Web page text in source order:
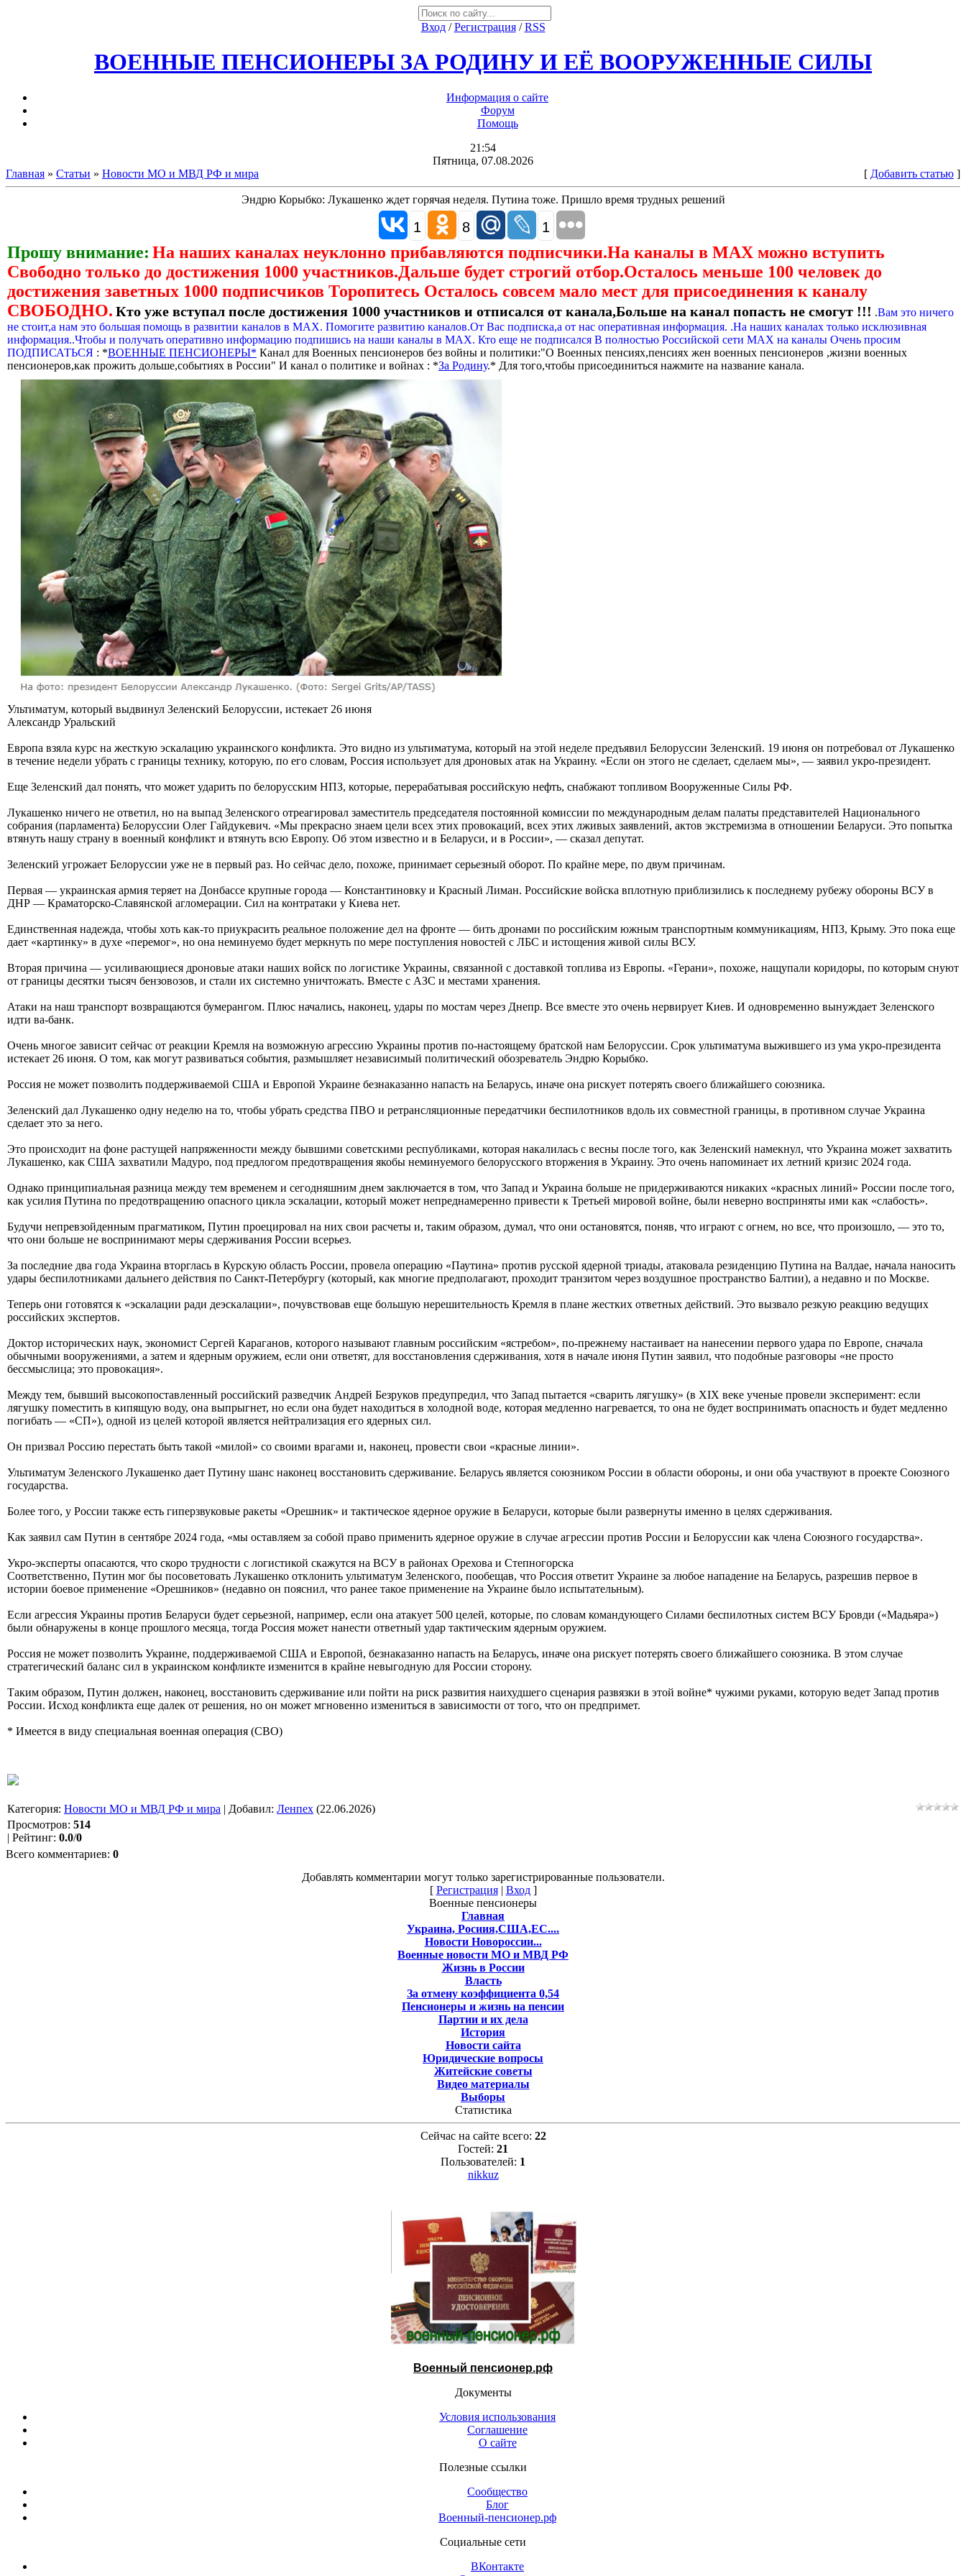
Вход/Регистрация/RSS
ВОЕННЫЕ ПЕНСИОНЕРЫ ЗА РОДИНУ И ЕЁ ВООРУЖЕННЫЕ СИЛЫ
Информация о сайте
Форум
Помощь
21:54
Пятница, 07.08.2026
Главная » Статьи » Новости МО и МВД РФ и мира [ Добавить статью ]
Эндрю Корыбко: Лукашенко ждет горячая неделя. Путина тоже. Пришло время трудных решений
1 8 1
Прошу внимание: На наших каналах неуклонно прибавляются подписчики.На каналы в МАХ можно вступить
Свободно только до достижения 1000 участников.Дальше будет строгий отбор.Осталось меньше 100 человек до
достижения заветных 1000 подписчиков Торопитесь Осталось совсем мало мест для присоединения к каналу
СВОБОДНО. Кто уже вступал после достижения 1000 участников и отписался от канала,Больше на канал попасть не смогут !!! .Вам это ничего
не стоит,а нам это большая помощь в развитии каналов в МАХ. Помогите развитию каналов.От Вас подписка,а от нас оперативная информация. .На наших каналах только исклюзивная
информация..Чтобы и получать оперативно информацию подпишись на наши каналы в МАХ. Кто еще не подписался В полностью Российской сети МАХ на каналы Очень просим
ПОДПИСАТЬСЯ : *ВОЕННЫЕ ПЕНСИОНЕРЫ* Канал для Военных пенсионеров без войны и политики:"О Военных пенсиях,пенсиях жен военных пенсионеров ,жизни военных
пенсионеров,как прожить дольше,событиях в России" И канал о политике и войнах : *За Родину.* Для того,чтобы присоединиться нажмите на название канала.
Ультиматум, который выдвинул Зеленский Белоруссии, истекает 26 июня
Александр Уральский
Европа взяла курс на жесткую эскалацию украинского конфликта. Это видно из ультиматума, который на этой неделе предъявил Белоруссии Зеленский. 19 июня он потребовал от Лукашенко
в течение недели убрать с границы технику, которую, по его словам, Россия использует для дроновых атак на Украину. «Если он этого не сделает, сделаем мы», — заявил укро-президент.
Еще Зеленский дал понять, что может ударить по белорусским НПЗ, которые, перерабатывая российскую нефть, снабжают топливом Вооруженные Силы РФ.
Лукашенко ничего не ответил, но на выпад Зеленского отреагировал заместитель председателя постоянной комиссии по международным делам палаты представителей Национального
собрания (парламента) Белоруссии Олег Гайдукевич. «Мы прекрасно знаем цели всех этих провокаций, всех этих лживых заявлений, актов экстремизма в отношении Беларуси. Это попытка
втянуть нашу страну в военный конфликт и втянуть всю Европу. Об этом известно и в Беларуси, и в России», — сказал депутат.
Зеленский угрожает Белоруссии уже не в первый раз. Но сейчас дело, похоже, принимает серьезный оборот. По крайне мере, по двум причинам.
Первая — украинская армия теряет на Донбассе крупные города — Константиновку и Красный Лиман. Российские войска вплотную приблизились к последнему рубежу обороны ВСУ в
ДНР — Краматорско-Славянской агломерации. Сил на контратаки у Киева нет.
Единственная надежда, чтобы хоть как-то приукрасить реальное положение дел на фронте — бить дронами по российским южным транспортным коммуникациям, НПЗ, Крыму. Это пока еще
дает «картинку» в духе «перемог», но она неминуемо будет меркнуть по мере поступления новостей с ЛБС и истощения живой силы ВСУ.
Вторая причина — усиливающиеся дроновые атаки наших войск по логистике Украины, связанной с доставкой топлива из Европы. «Герани», похоже, нащупали коридоры, по которым снуют
от границы десятки тысяч бензовозов, и стали их системно уничтожать. Вместе с АЗС и местами хранения.
Атаки на наш транспорт возвращаются бумерангом. Плюс начались, наконец, удары по мостам через Днепр. Все вместе это очень нервирует Киев. И одновременно вынуждает Зеленского
идти ва-банк.
Очень многое зависит сейчас от реакции Кремля на возможную агрессию Украины против по-настоящему братской нам Белоруссии. Срок ультиматума выжившего из ума укро-президента
истекает 26 июня. О том, как могут развиваться события, размышляет независимый политический обозреватель Эндрю Корыбко.
Россия не может позволить поддерживаемой США и Европой Украине безнаказанно напасть на Беларусь, иначе она рискует потерять своего ближайшего союзника.
Зеленский дал Лукашенко одну неделю на то, чтобы убрать средства ПВО и ретрансляционные передатчики беспилотников вдоль их совместной границы, в противном случае Украина
сделает это за него.
Это происходит на фоне растущей напряженности между бывшими советскими республиками, которая накалилась с весны после того, как Зеленский намекнул, что Украина может захватить
Лукашенко, как США захватили Мадуро, под предлогом предотвращения якобы неминуемого белорусского вторжения в Украину. Это очень напоминает их летний кризис 2024 года.
Однако принципиальная разница между тем временем и сегодняшним днем заключается в том, что Запад и Украина больше не придерживаются никаких «красных линий» России после того,
как усилия Путина по предотвращению опасного цикла эскалации, который может непреднамеренно привести к Третьей мировой войне, были неверно восприняты ими как «слабость».
Будучи непревзойденным прагматиком, Путин проецировал на них свои расчеты и, таким образом, думал, что они остановятся, поняв, что играют с огнем, но все, что произошло, — это то,
что они больше не воспринимают меры сдерживания России всерьез.
За последние два года Украина вторглась в Курскую область России, провела операцию «Паутина» против русской ядерной триады, атаковала резиденцию Путина на Валдае, начала наносить
удары беспилотниками дальнего действия по Санкт-Петербургу (который, как многие предполагают, проходит транзитом через воздушное пространство Балтии), а недавно и по Москве.
Теперь они готовятся к «эскалации ради деэскалации», почувствовав еще большую нерешительность Кремля в плане жестких ответных действий. Это вызвало резкую реакцию ведущих
российских экспертов.
Доктор исторических наук, экономист Сергей Караганов, которого называют главным российским «ястребом», по-прежнему настаивает на нанесении первого удара по Европе, сначала
обычными вооружениями, а затем и ядерным оружием, если они ответят, для восстановления сдерживания, хотя в начале июня Путин заявил, что подобные разговоры «не просто
бессмыслица; это провокация».
Между тем, бывший высокопоставленный российский разведчик Андрей Безруков предупредил, что Запад пытается «сварить лягушку» (в XIX веке ученые провели эксперимент: если
лягушку поместить в кипящую воду, она выпрыгнет, но если она будет находиться в холодной воде, которая медленно нагревается, то она не будет воспринимать опасность и будет медленно
погибать — «СП»), одной из целей которой является нейтрализация его ядерных сил.
Он призвал Россию перестать быть такой «милой» со своими врагами и, наконец, провести свои «красные линии».
Ультиматум Зеленского Лукашенко дает Путину шанс наконец восстановить сдерживание. Беларусь является союзником России в области обороны, и они оба участвуют в проекте Союзного
государства.
Более того, у России также есть гиперзвуковые ракеты «Орешник» и тактическое ядерное оружие в Беларуси, которые были развернуты именно в целях сдерживания.
Как заявил сам Путин в сентябре 2024 года, «мы оставляем за собой право применить ядерное оружие в случае агрессии против России и Белоруссии как члена Союзного государства».
Укро-эксперты опасаются, что скоро трудности с логистикой скажутся на ВСУ в районах Орехова и Степногорска
Соответственно, Путин мог бы посоветовать Лукашенко отклонить ультиматум Зеленского, пообещав, что Россия ответит Украине за любое нападение на Беларусь, разрешив первое в
истории боевое применение «Орешников» (недавно он пояснил, что ранее такое применение на Украине было испытательным).
Если агрессия Украины против Беларуси будет серьезной, например, если она атакует 500 целей, которые, по словам командующего Силами беспилотных систем ВСУ Бровди («Мадьяра»)
были обнаружены в конце прошлого месяца, тогда Россия может нанести ответный удар тактическим ядерным оружием.
Россия не может позволить Украине, поддерживаемой США и Европой, безнаказанно напасть на Беларусь, иначе она рискует потерять своего ближайшего союзника. В этом случае
стратегический баланс сил в украинском конфликте изменится в крайне невыгодную для России сторону.
Таким образом, Путин должен, наконец, восстановить сдерживание или пойти на риск развития наихудшего сценария развязки в этой войне* чужими руками, которую ведет Запад против
России. Исход конфликта еще далек от решения, но он может мгновенно измениться в зависимости от того, что он предпримет.
* Имеется в виду специальная военная операция (СВО)
Категория: Новости МО и МВД РФ и мира | Добавил: Ленпех (22.06.2026)
Просмотров: 514
| Рейтинг: 0.0/0
Всего комментариев: 0
Добавлять комментарии могут только зарегистрированные пользователи.
[ Регистрация| Вход]
Военные пенсионеры
Главная
Украина, Росиия,США,ЕС....
Новости Новороссии...
Военные новости МО и МВД РФ
Жизнь в России
Власть
За отмену коэффициента 0,54
Пенсионеры и жизнь на пенсии
Партии и их дела
История
Новости сайта
Юридические вопросы
Житейские советы
Видео материалы
Выборы
Статистика
Сейчас на сайте всего: 22
Гостей: 21
Пользователей: 1
nikkuz
Военный пенсионер.рф
Документы
Условия использования
Соглашение
О сайте
Полезные ссылки
Сообщество
Блог
Военный-пенсионер.рф
Социальные сети
ВКонтакте